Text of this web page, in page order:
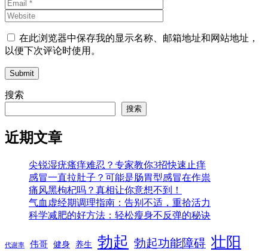
在此浏览器中保存我的显示名称、邮箱地址和网站地址，
以便下次评论时使用。
Submit
搜索
搜索
近期文章
尖锐湿疣瘙痒难忍？专家教你3招快速止痒
感冒一直拉肚子？可能是肠胃型感冒在作祟
痛风黑枸杞吗？真相让你意想不到！
气血虚经期调理指南：告别不适，重拾活力
科学减肥的好方法：轻松瘦身不反弹的秘诀
代谢率 伟哥 健身 养生 勃起 勃起功能障碍 壮阳